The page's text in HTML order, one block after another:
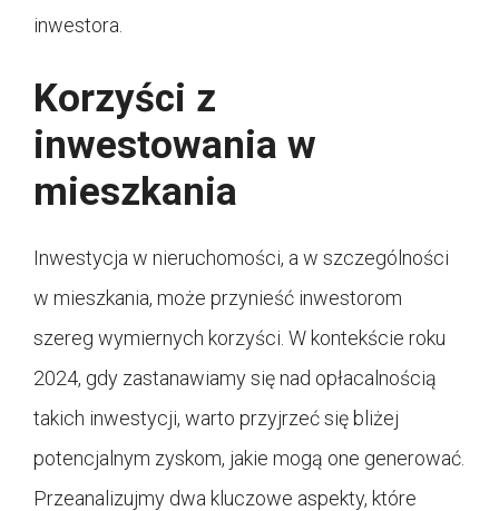
inwestora.
Korzyści z
inwestowania w
mieszkania
Inwestycja w nieruchomości, a w szczególności
w mieszkania, może przynieść inwestorom
szereg wymiernych korzyści. W kontekście roku
2024, gdy zastanawiamy się nad opłacalnością
takich inwestycji, warto przyjrzeć się bliżej
potencjalnym zyskom, jakie mogą one generować.
Przeanalizujmy dwa kluczowe aspekty, które